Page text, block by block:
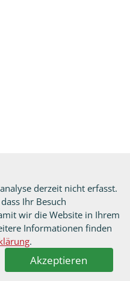
derzeit nicht erfasst.
Ihr Besuch
wir die Website in Ihrem
Informationen finden
.
Akzeptieren